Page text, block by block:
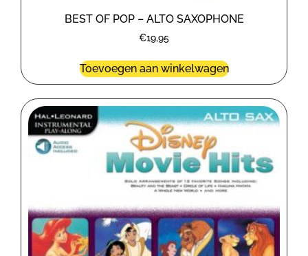
BEST OF POP – ALTO SAXOPHONE
€19,95
Toevoegen aan winkelwagen